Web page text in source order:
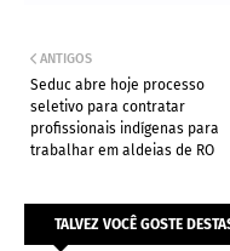
ANTIGOS
Seduc abre hoje processo
seletivo para contratar
profissionais indígenas para
trabalhar em aldeias de RO
TALVEZ VOCÊ GOSTE